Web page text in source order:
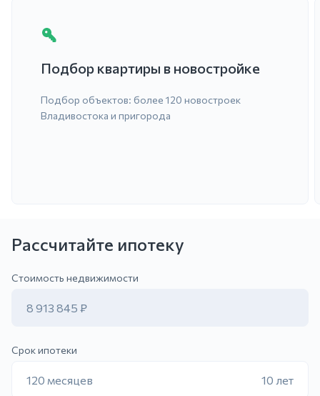
Подбор квартиры в новостройке
Подбор объектов: более 120 новостроек
Владивостока и пригорода
Рассчитайте ипотеку
Стоимость недвижимости
8 913 845 ₽
Срок ипотеки
120 месяцев 10 лет